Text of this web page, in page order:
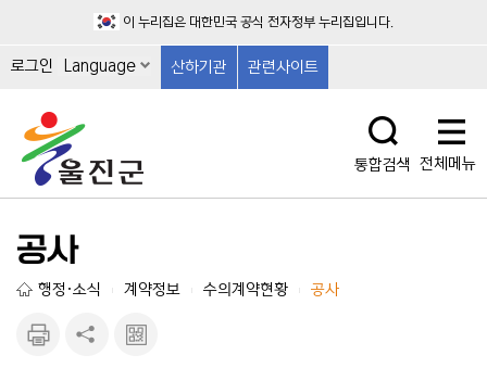
이 누리집은 대한민국 공식 전자정부 누리집입니다.
로그인 Language 산하기관 관련사이트
통합검색 전체메뉴
공사
행정·소식 계약정보 수의계약현황 공사